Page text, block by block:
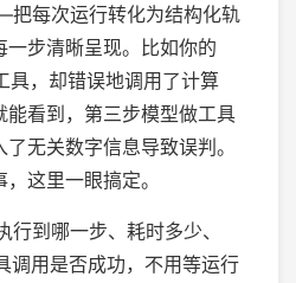
每次运行转化为结构化轨
步清晰呈现。比如你的
具，却错误地调用了计算
能看到，第三步模型做工具
无关数字信息导致误判。
这里一眼搞定。
到哪一步、耗时多少、
调用是否成功，不用等运行